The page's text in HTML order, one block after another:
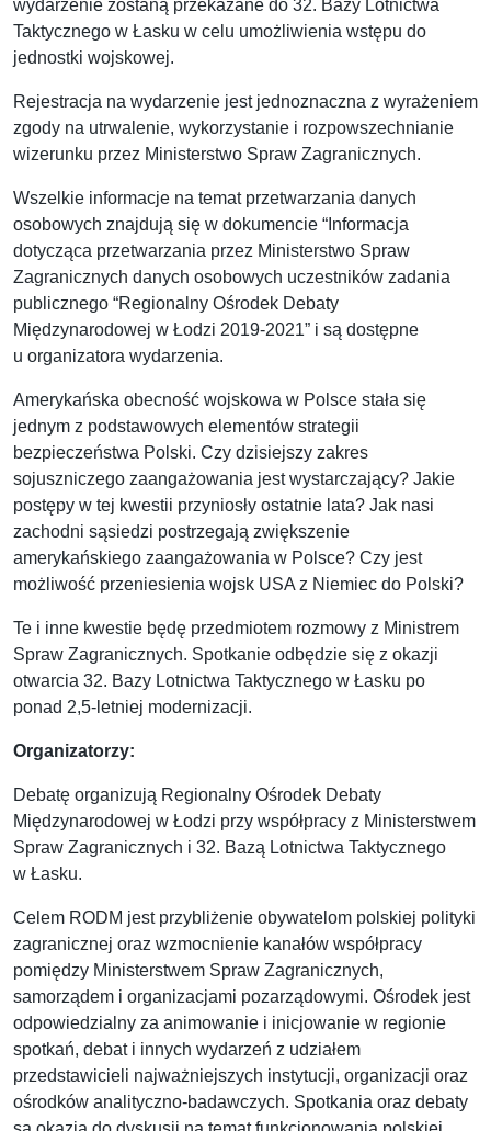
wydarzenie zostaną przekazane do 32. Bazy Lotnictwa
Taktycznego w Łasku w celu umożliwienia wstępu do
jednostki wojskowej.
Rejestracja na wydarzenie jest jednoznaczna z wyrażeniem
zgody na utrwalenie, wykorzystanie i rozpowszechnianie
wizerunku przez Ministerstwo Spraw Zagranicznych.
Wszelkie informacje na temat przetwarzania danych
osobowych znajdują się w dokumencie “Informacja
dotycząca przetwarzania przez Ministerstwo Spraw
Zagranicznych danych osobowych uczestników zadania
publicznego “Regionalny Ośrodek Debaty
Międzynarodowej w Łodzi 2019-2021” i są dostępne
u organizatora wydarzenia.
Amerykańska obecność wojskowa w Polsce stała się
jednym z podstawowych elementów strategii
bezpieczeństwa Polski. Czy dzisiejszy zakres
sojuszniczego zaangażowania jest wystarczający? Jakie
postępy w tej kwestii przyniosły ostatnie lata? Jak nasi
zachodni sąsiedzi postrzegają zwiększenie
amerykańskiego zaangażowania w Polsce? Czy jest
możliwość przeniesienia wojsk USA z Niemiec do Polski?
Te i inne kwestie będę przedmiotem rozmowy z Ministrem
Spraw Zagranicznych. Spotkanie odbędzie się z okazji
otwarcia 32. Bazy Lotnictwa Taktycznego w Łasku po
ponad 2,5-letniej modernizacji.
Organizatorzy:
Debatę organizują Regionalny Ośrodek Debaty
Międzynarodowej w Łodzi przy współpracy z Ministerstwem
Spraw Zagranicznych i 32. Bazą Lotnictwa Taktycznego
w Łasku.
Celem RODM jest przybliżenie obywatelom polskiej polityki
zagranicznej oraz wzmocnienie kanałów współpracy
pomiędzy Ministerstwem Spraw Zagranicznych,
samorządem i organizacjami pozarządowymi. Ośrodek jest
odpowiedzialny za animowanie i inicjowanie w regionie
spotkań, debat i innych wydarzeń z udziałem
przedstawicieli najważniejszych instytucji, organizacji oraz
ośrodków analityczno-badawczych. Spotkania oraz debaty